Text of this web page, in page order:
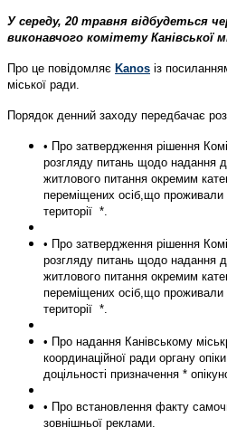
У середу, 20 травня відбудеться
виконавчого комітету Канівської
Про це повідомляє Kanos із
міської ради.
Порядок денний заходу передбачає
• Про затвердження рішення
розгляду питань щодо надання
житлового питання окремим
переміщених осіб,що проживали
території *.
• Про затвердження рішення
розгляду питань щодо надання
житлового питання окремим
переміщених осіб,що проживали
території *.
• Про надання Канівському
координаційної ради органу
доцільності призначення *
• Про встановлення факту
зовнішньої реклами.